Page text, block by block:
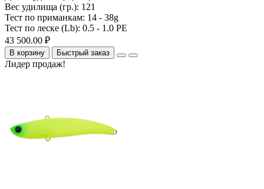
Вес удилища (гр.): 121
Тест по приманкам: 14 - 38g
Тест по леске (Lb): 0.5 - 1.0 PE
43 500.00 ₽
В корзину Быстрый заказ
Лидер продаж!